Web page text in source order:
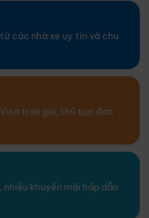
các nhà xe uy tín và chu
trọn gói, thủ tục đơn
khuyến mãi hấp dẫn